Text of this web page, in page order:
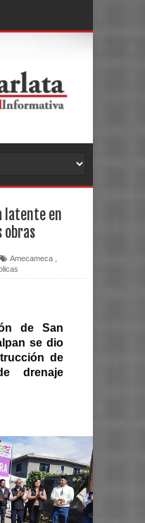
latente en
obras
Amecameca
de San
se dio
de
drenaje